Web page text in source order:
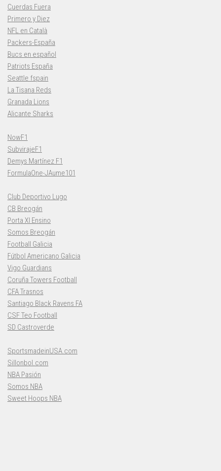
Cuerdas Fuera
Primero y Diez
NFL en Català
Packers-España
Bucs en español
Patriots España
Seattle fspain
La Tisana Reds
Granada Lions
Alicante Sharks
NowF1
SubvirajeF1
Demys Martínez F1
FormulaOne-JAume101
Club Deportivo Lugo
CB Breogán
Porta XI Ensino
Somos Breogán
Football Galicia
Fútbol Americano Galicia
Vigo Guardians
Coruña Towers Football
CFA Trasnos
Santiago Black Ravens FA
CSF Teo Football
SD Castroverde
SportsmadeinUSA.com
Sillonbol.com
NBA Pasión
Somos NBA
Sweet Hoops NBA